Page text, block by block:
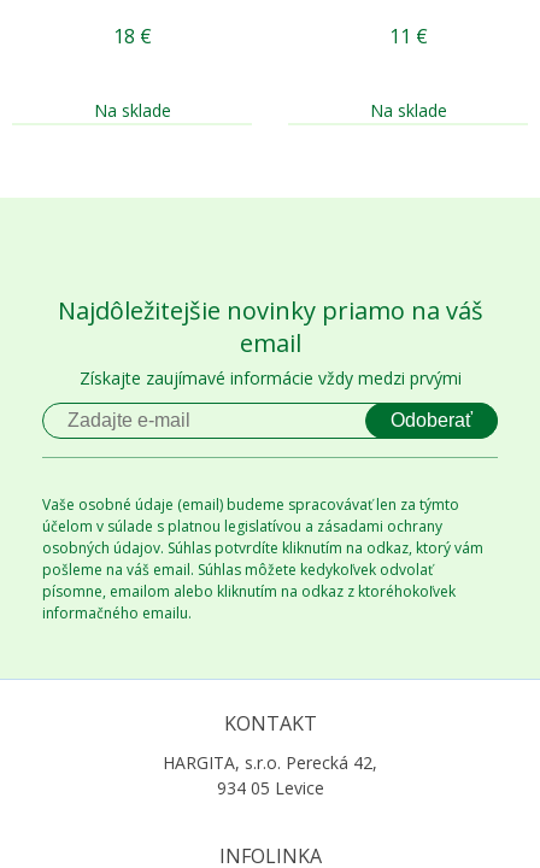
18 €
Na sklade
11 €
Na sklade
Najdôležitejšie novinky priamo na váš
email
Získajte zaujímavé informácie vždy medzi prvými
Odoberať
Vaše osobné údaje (email) budeme spracovávať len za týmto
účelom v súlade s platnou legislatívou a zásadami ochrany
osobných údajov. Súhlas potvrdíte kliknutím na odkaz, ktorý vám
pošleme na váš email. Súhlas môžete kedykoľvek odvolať
písomne, emailom alebo kliknutím na odkaz z ktoréhokoľvek
informačného emailu.
KONTAKT
HARGITA, s.r.o. Perecká 42,
934 05 Levice
INFOLINKA